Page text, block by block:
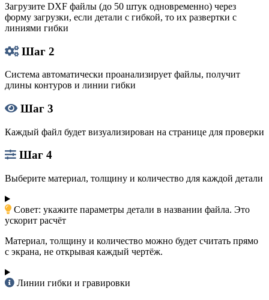
Загрузите DXF файлы (до 50 штук одновременно) через
форму загрузки, если детали с гибкой, то их развертки с
линиями гибки
Шаг 2
Система автоматически проанализирует файлы, получит
длины контуров и линии гибки
Шаг 3
Каждый файл будет визуализирован на странице для проверки
Шаг 4
Выберите материал, толщину и количество для каждой детали
Совет: укажите параметры детали в названии файла. Это
ускорит расчёт
Материал, толщину и количество можно будет считать прямо
с экрана, не открывая каждый чертёж.
Линии гибки и гравировки